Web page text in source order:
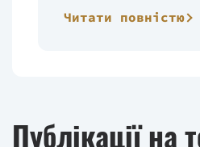
розповіді про
путівник для
Читати повністю
Публікації на